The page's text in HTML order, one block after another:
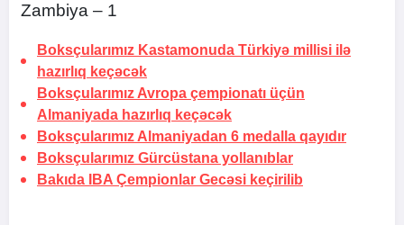
Zambiya – 1
Boksçularımız Kastamonuda Türkiyə millisi ilə
hazırlıq keçəcək
Boksçularımız Avropa çempionatı üçün
Almaniyada hazırlıq keçəcək
Boksçularımız Almaniyadan 6 medalla qayıdır
Boksçularımız Gürcüstana yollanıblar
Bakıda IBA Çempionlar Gecəsi keçirilib